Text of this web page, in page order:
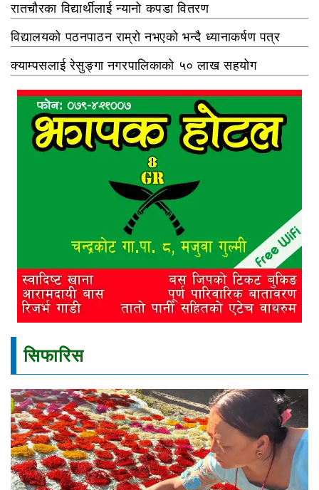
रातचौरका विद्यार्थीलाई न्यानो कपडा वितरण
विद्यालयको पठनपाठन राम्रो नभएको भन्दै ध्यानाकर्षण पत्र
क्याम्पसलाई रेसुङ्गा नगरपालिकाको ५० लाख सहयोग
सिफारिस